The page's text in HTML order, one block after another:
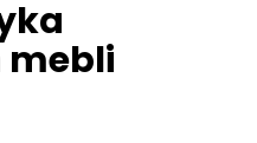
mebli